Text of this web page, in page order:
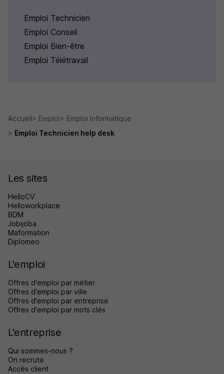
Emploi Technicien
Emploi Conseil
Emploi Bien-être
Emploi Télétravail
Accueil Emploi
Emploi Informatique
Emploi Technicien help desk
Les sites
HelloCV
Helloworkplace
BDM
Jobijoba
Maformation
Diplomeo
L'emploi
Offres d'emploi par métier
Offres d'emploi par ville
Offres d'emploi par entreprise
Offres d'emploi par mots clés
L'entreprise
Qui sommes-nous ?
On recrute
Accès client